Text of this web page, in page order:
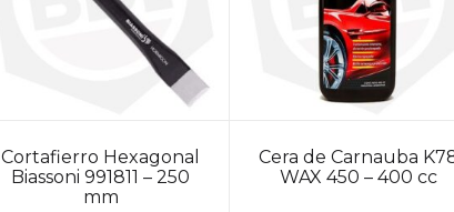
Cortafierro Hexagonal
Biassoni 991811 – 250
mm
Cera de Carnauba
WAX 450 – 400 cc